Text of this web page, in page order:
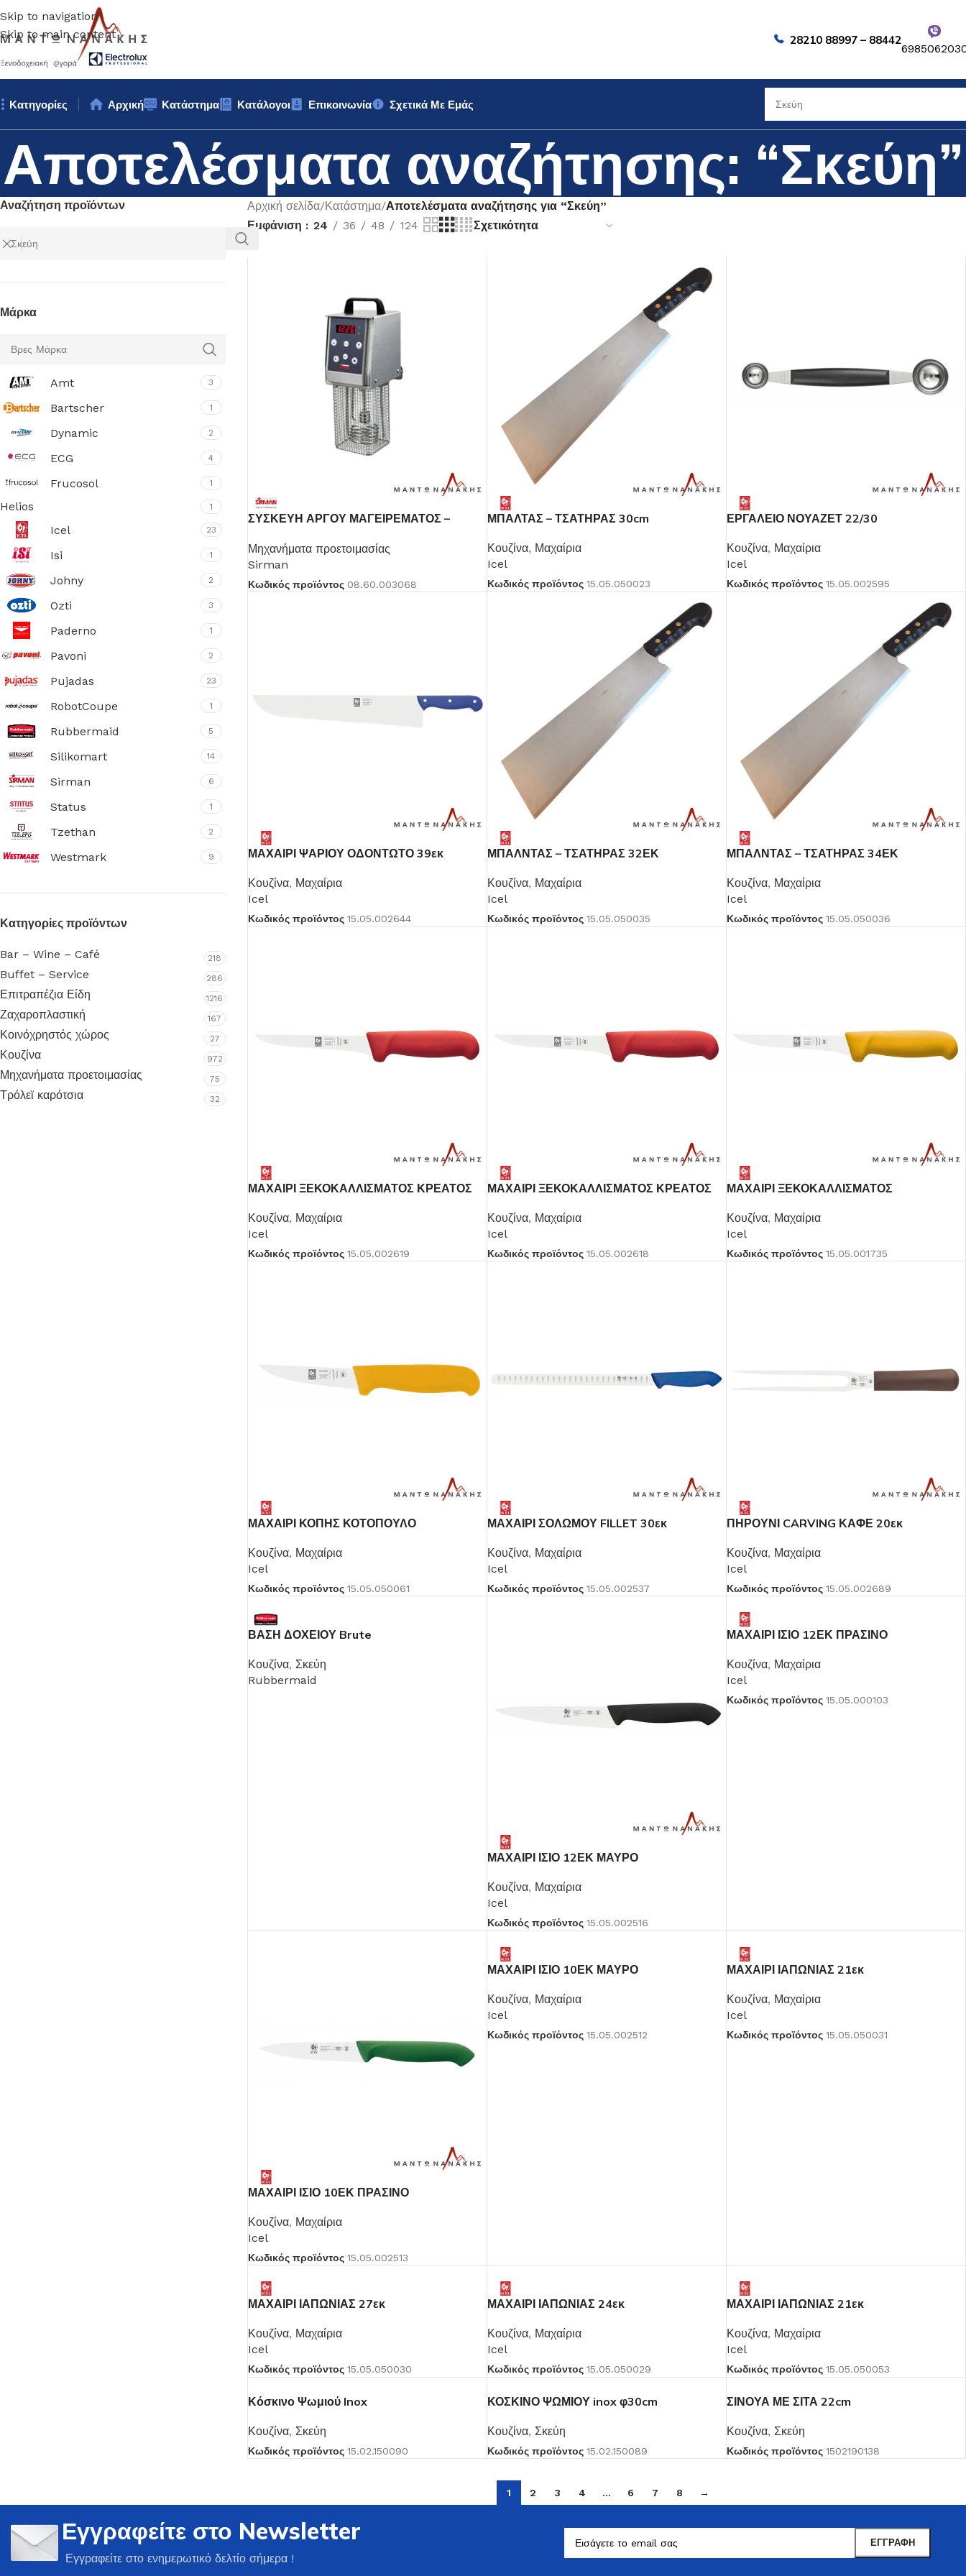
Skip to navigation
Skip to main content
28210 88997 – 88442
Κατηγορίες
Πιάτα
Ποτήρια
Δείτε Περισσότερα
Μαντωνανάκης
Επιτραπέζια Είδη
Ότι χρειάζεστε εδώ !
Δείτε Περισσότερα
Αρχική Κατάστημα Κατάλογοι Επικοινωνία Σχετικά Με Εμάς
Αποτελέσματα αναζήτησης: “Σκεύη”
Αναζήτηση προϊόντων
Μάρκα
Amt 3
Bartscher 1
Dynamic 2
ECG 4
Frucosol 1
Helios 1
Icel 23
Isi 1
Johny 2
Ozti 3
Paderno 1
Pavoni 2
Pujadas 23
RobotCoupe 1
Rubbermaid 5
Silikomart 14
Sirman 6
Status 1
Tzethan 2
Westmark 9
Κατηγορίες προϊόντων
Bar – Wine – Café 218
Buffet – Service 286
Επιτραπέζια Είδη 1216
Ζαχαροπλαστική 167
Κοινόχρηστός χώρος 27
Κουζίνα 972
Μηχανήματα προετοιμασίας 75
Τρόλεϊ καρότσια 32
Αρχική σελίδα/Κατάστημα/Αποτελέσματα αναζήτησης για “Σκεύη”
Εμφάνιση
24 36 48 124
ΣΥΣΚΕΥΗ ΑΡΓΟΥ ΜΑΓΕΙΡΕΜΑΤΟΣ –
Μηχανήματα προετοιμασίας
Sirman
Κωδικός προϊόντος 08.60.003068
ΜΠΑΛΤΑΣ – ΤΣΑΤΗΡΑΣ 30cm
Κουζίνα, Μαχαίρια
Icel
Κωδικός προϊόντος 15.05.050023
ΕΡΓΑΛΕΙΟ ΝΟΥΑΖΕΤ 22/30
Κουζίνα, Μαχαίρια
Icel
Κωδικός προϊόντος 15.05.002595
ΜΑΧΑΙΡΙ ΨΑΡΙΟΥ ΟΔΟΝΤΩΤΟ 39εκ
Κουζίνα, Μαχαίρια
Icel
Κωδικός προϊόντος 15.05.002644
ΜΠΑΛΝΤΑΣ – ΤΣΑΤΗΡΑΣ 32ΕΚ
Κουζίνα, Μαχαίρια
Icel
Κωδικός προϊόντος 15.05.050035
ΜΠΑΛΝΤΑΣ – ΤΣΑΤΗΡΑΣ 34ΕΚ
Κουζίνα, Μαχαίρια
Icel
Κωδικός προϊόντος 15.05.050036
ΜΑΧΑΙΡΙ ΞΕΚΟΚΑΛΛΙΣΜΑΤΟΣ ΚΡΕΑΤΟΣ
Κουζίνα, Μαχαίρια
Icel
Κωδικός προϊόντος 15.05.002619
ΜΑΧΑΙΡΙ ΞΕΚΟΚΑΛΛΙΣΜΑΤΟΣ ΚΡΕΑΤΟΣ
Κουζίνα, Μαχαίρια
Icel
Κωδικός προϊόντος 15.05.002618
ΜΑΧΑΙΡΙ ΞΕΚΟΚΑΛΛΙΣΜΑΤΟΣ
Κουζίνα, Μαχαίρια
Icel
Κωδικός προϊόντος 15.05.001735
ΜΑΧΑΙΡΙ ΚΟΠΗΣ ΚΟΤΟΠΟΥΛΟ
Κουζίνα, Μαχαίρια
Icel
Κωδικός προϊόντος 15.05.050061
ΜΑΧΑΙΡΙ ΣΟΛΩΜΟΥ FILLET 30εκ
Κουζίνα, Μαχαίρια
Icel
Κωδικός προϊόντος 15.05.002537
ΠΗΡΟΥΝΙ CARVING ΚΑΦΕ 20εκ
Κουζίνα, Μαχαίρια
Icel
Κωδικός προϊόντος 15.05.002689
ΒΑΣΗ ΔΟΧΕΙΟΥ Brute
Κουζίνα, Σκεύη
Rubbermaid
ΜΑΧΑΙΡΙ ΙΣΙΟ 12ΕΚ ΜΑΥΡΟ
Κουζίνα, Μαχαίρια
Icel
Κωδικός προϊόντος 15.05.002516
ΜΑΧΑΙΡΙ ΙΣΙΟ 12ΕΚ ΠΡΑΣΙΝΟ
Κουζίνα, Μαχαίρια
Icel
Κωδικός προϊόντος 15.05.000103
ΜΑΧΑΙΡΙ ΙΣΙΟ 10ΕΚ ΠΡΑΣΙΝΟ
Κουζίνα, Μαχαίρια
Icel
Κωδικός προϊόντος 15.05.002513
ΜΑΧΑΙΡΙ ΙΣΙΟ 10ΕΚ ΜΑΥΡΟ
Κουζίνα, Μαχαίρια
Icel
Κωδικός προϊόντος 15.05.002512
ΜΑΧΑΙΡΙ ΙΑΠΩΝΙΑΣ 21εκ
Κουζίνα, Μαχαίρια
Icel
Κωδικός προϊόντος 15.05.050031
ΜΑΧΑΙΡΙ ΙΑΠΩΝΙΑΣ 27εκ
Κουζίνα, Μαχαίρια
Icel
Κωδικός προϊόντος 15.05.050030
ΜΑΧΑΙΡΙ ΙΑΠΩΝΙΑΣ 24εκ
Κουζίνα, Μαχαίρια
Icel
Κωδικός προϊόντος 15.05.050029
ΜΑΧΑΙΡΙ ΙΑΠΩΝΙΑΣ 21εκ
Κουζίνα, Μαχαίρια
Icel
Κωδικός προϊόντος 15.05.050053
Κόσκινο Ψωμιού Inox
Κουζίνα, Σκεύη
Κωδικός προϊόντος 15.02.150090
ΚΟΣΚΙΝΟ ΨΩΜΙΟΥ inox φ30cm
Κουζίνα, Σκεύη
Κωδικός προϊόντος 15.02.150089
ΣΙΝΟΥΑ ΜΕ ΣΙΤΑ 22cm
Κουζίνα, Σκεύη
Κωδικός προϊόντος 1502190138
1 2 3 4 … 6 7 8 →
Εγγραφείτε στο Newsletter
Εγγραφείτε στο ενημερωτικό δελτίο σήμερα !